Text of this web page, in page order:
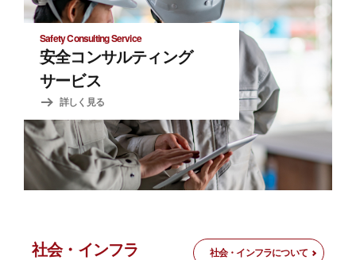
Safety Consulting Service
安全コンサルティング
サービス
詳しく見る
社会・インフラ 社会・インフラについて